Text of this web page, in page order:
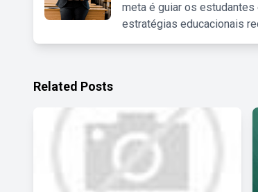
meta é guiar os estudantes
estratégias educacionais
Related Posts